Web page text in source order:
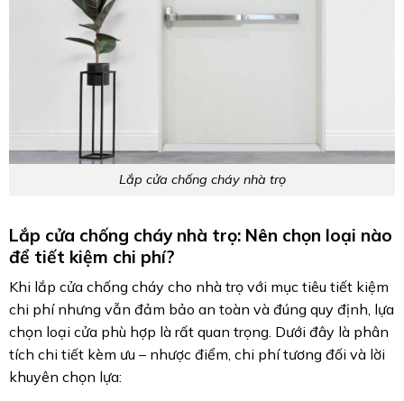
Lắp cửa chống cháy nhà trọ
Lắp cửa chống cháy nhà trọ: Nên chọn loại nào
để tiết kiệm chi phí?
Khi lắp cửa chống cháy cho nhà trọ với mục tiêu tiết kiệm
chi phí nhưng vẫn đảm bảo an toàn và đúng quy định, lựa
chọn loại cửa phù hợp là rất quan trọng. Dưới đây là phân
tích chi tiết kèm ưu – nhược điểm, chi phí tương đối và lời
khuyên chọn lựa: